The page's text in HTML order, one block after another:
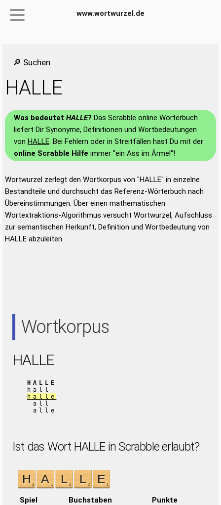
www.wortwurzel.de
🔎 Suchen
HALLE
Was bedeutet HALLE? Das Scrabble online Wörterbuch
liefert Dir Synonyme, Definitionen und Wortbedeutungen
von HALLE. Bei Fehlern oder in Streitfällen hast Du mit der
online Scrabble Hilfe immer "ein Ass im Ärmel"!
Wortwurzel zerlegt den Wortkorpus von "HALLE" in einzelne
Bestandteile und durchsucht das Referenz-Wörterbuch nach
Übereinstimmungen. Über einen mathematischen
Wortextraktions-Algorithmus versucht Wortwurzel, Aufschluss
zur semantischen Herkunft, Definition und Wortbedeutung von
HALLE abzuleiten.
Wortkorpus
HALLE
HALLE
hall
halle
all
alle
Ist das Wort HALLE in Scrabble erlaubt?
Spiel Buchstaben Punkte